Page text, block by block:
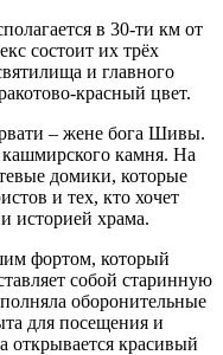
в 30-ти км от
состоит их трёх
и главного
красный цвет.
– жене бога Шивы.
камня. На
домики, которые
и тех, кто хочет
историей храма.
фортом, который
собой старинную
оборонительные
для посещения и
открывается красивый